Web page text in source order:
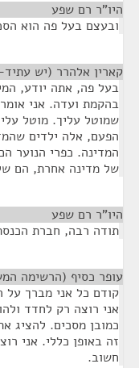
היו"ר רם שפע
ובעצם בעל פה הוא
קארין אלהרר (יש
בעל פה, אתה יודע,
בהקמת ועדה. אני
שמוטל עליך. מוטל
הפעם, אלה ילדים
המדינה. כפרי הנוער
של מדינה אחרת, הם
היו"ר רם שפע
תודה רבה, חברת
עופר כסיף (הרשימה
קודם כל אני מברך על
אני רוצה רק לחדד
כמובן מסכים. להציג
זה באופן כללי. אני
חשוב.